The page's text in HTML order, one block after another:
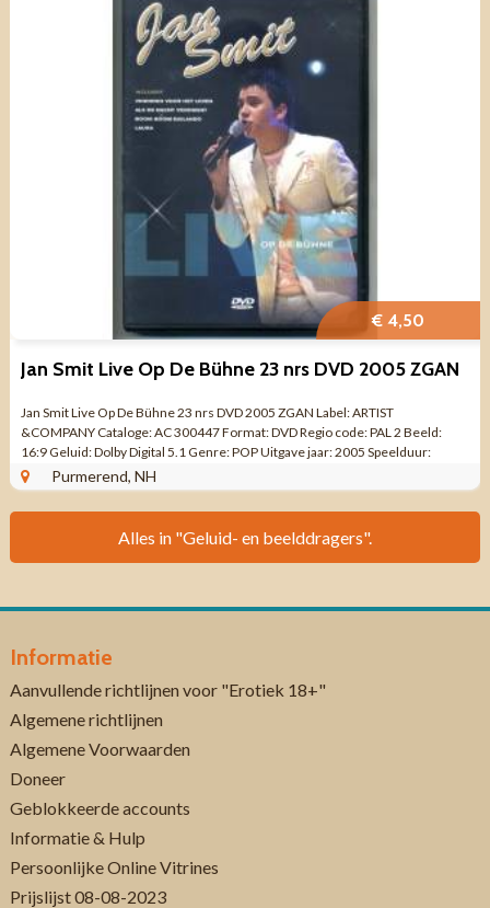
€ 4,50
Jan Smit ‎Live Op De Bühne 23 nrs DVD 2005 ZGAN
Jan Smit ‎Live Op De Bühne 23 nrs DVD 2005 ZGAN Label: ARTIST
&COMPANY Cataloge: AC 300447 Format: DVD Regio code: PAL 2 Beeld:
16:9 Geluid: Dolby Digital 5.1 Genre: POP Uitgave jaar: 2005 Speelduur:
1:20:00 ...Purmerend, NH
Alles in "Geluid- en beelddragers".
Informatie
Aanvullende richtlijnen voor "Erotiek 18+"
Algemene richtlijnen
Algemene Voorwaarden
Doneer
Geblokkeerde accounts
Informatie & Hulp
Persoonlijke Online Vitrines
Prijslijst 08-08-2023